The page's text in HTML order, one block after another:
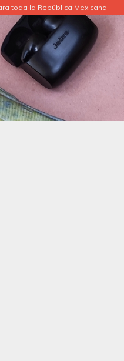
toda la República Mexicana.